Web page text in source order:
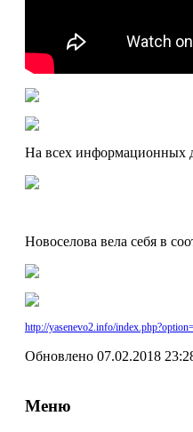
На всех информационных
Новоселова вела себя в
http://yasenevo2.info/
Обновлено 07.02.2018
Меню